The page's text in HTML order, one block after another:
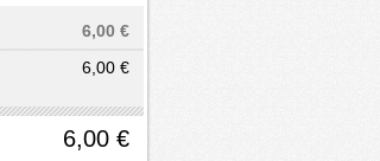
6,00 €
6,00 €
6,00 €